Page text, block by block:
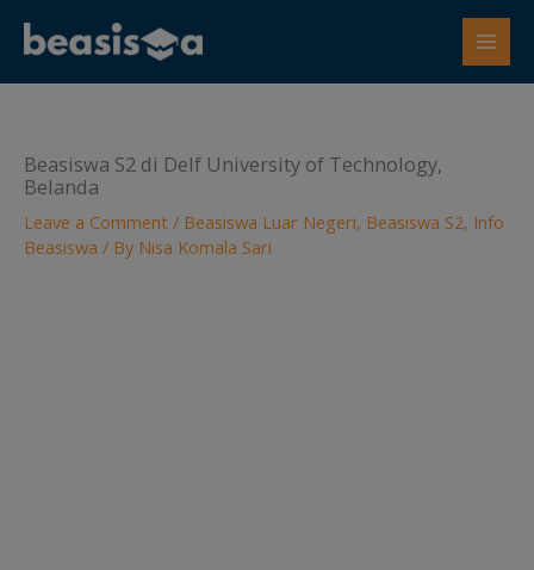
content
Beasiswa S2 di Delf University of Technology,
Belanda
Leave a Comment / Beasiswa Luar Negeri, Beasiswa S2, Info
Beasiswa / By Nisa Komala Sari